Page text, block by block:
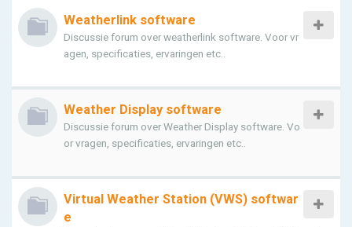
Weatherlink software
Discussie forum over weatherlink software. Voor vr
agen, specificaties, ervaringen etc..
Weather Display software
Discussie forum over Weather Display software. Vo
or vragen, specificaties, ervaringen etc..
Virtual Weather Station (VWS) softwar
e